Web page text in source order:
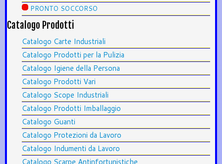
PRONTO SOCCORSO
Catalogo Prodotti
Catalogo Carte Industriali
Catalogo Prodotti per la Pulizia
Catalogo Igiene della Persona
Catalogo Prodotti Vari
Catalogo Scope Industriali
Catalogo Prodotti Imballaggio
Catalogo Guanti
Catalogo Protezioni da Lavoro
Catalogo Indumenti da Lavoro
Catalogo Scarpe Antinfortunistiche